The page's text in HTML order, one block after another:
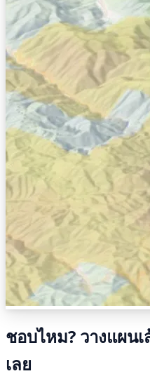
ชอบไหม? วางแผน
เลย